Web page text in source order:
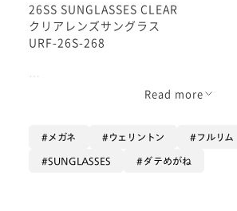
26SS SUNGLASSES CLEAR
クリアレンズサングラス
URF-26S-268
色のないクリアサングラス
なんとレンズの両面紫外線カットの加工
Read more
メガネ ウェリントン フルリム
SUNGLASSES ダテめがね